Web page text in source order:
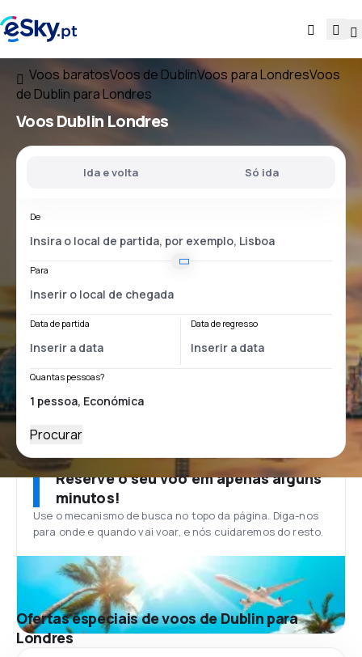
Voos baratosVoos de DublinVoos para LondresVoos
de Dublin para Londres
VoosDublin Londres
Ida e volta Só ida
De
Para
Data de partida Data de regresso
Quantas pessoas?
Procurar
Reserve o seu voo em apenas alguns
minutos!
Use o mecanismo de busca no topo da página. Diga-nos
para onde e quando vai voar, e nós cuidaremos do resto.
Ofertas especiais de voos de Dublin para
Londres